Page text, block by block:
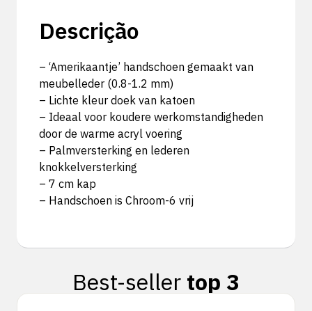
Descrição
– ‘Amerikaantje’ handschoen gemaakt van
meubelleder (0.8-1.2 mm)
– Lichte kleur doek van katoen
– Ideaal voor koudere werkomstandigheden
door de warme acryl voering
– Palmversterking en lederen
knokkelversterking
– 7 cm kap
– Handschoen is Chroom-6 vrij
Best-seller top 3